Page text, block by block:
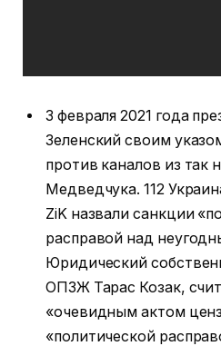
3 февраля 2021 года
Зеленский своим
против каналов из так
Медведчука. 112
ZiK назвали санкции
расправой над
Юридический
ОПЗЖ Тарас Козак,
«очевидным актом
«политической